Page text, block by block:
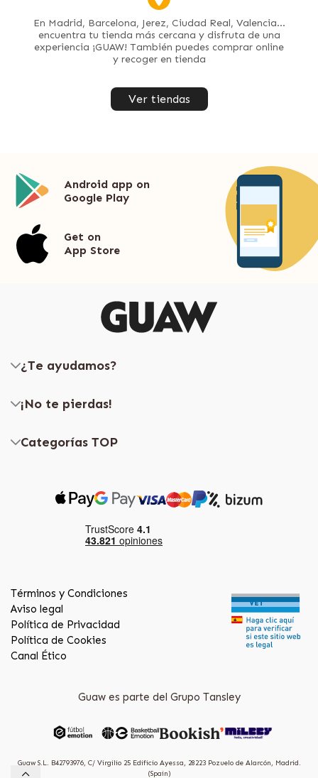
En Madrid, Barcelona, Jerez, Ciudad Real, Valencia...
encuentra tu tienda más cercana y disfruta de una
experiencia ¡GUAW! También puedes comprar online
y recoger en tienda
Ver tiendas
Android app on
Google Play
Get on
App Store
¿Te ayudamos?
¡No te pierdas!
Categorías TOP
Términos y Condiciones
Aviso legal
Política de Privacidad
Política de Cookies
Canal Ético
Guaw es parte del Grupo Tansley
Guaw S.L. B42793976, C/ Virgilio 25 Edificio Ayessa, 28223 Pozuelo de Alarcón, Madrid.
(Spain)